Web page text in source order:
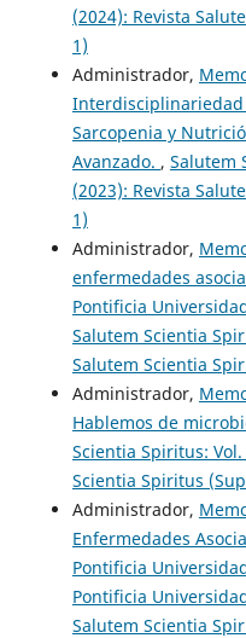
(2024): Revista
1)
Administrador,
Interdisciplinariedad
Sarcopenia y
Avanzado. , Salutem
(2023): Revista
1)
Administrador,
enfermedades
Pontificia
Salutem Scientia
Salutem Scientia
Administrador,
Hablemos de
Scientia Spiritus:
Scientia Spiritus
Administrador,
Enfermedades
Pontificia
Pontificia
Salutem Scientia